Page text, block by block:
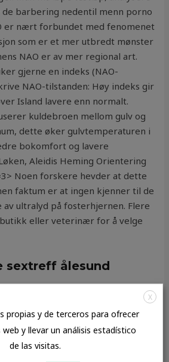
barbering nedentil menn porno
er nært forbundet med fenomenet
som er et mer utbredt mønster
NAO er av mer regional art.
gjerne en indeks (NAO-
NAO-tilstanden: Høy indeks gir
Island lavere enn normalt.
kuldebroen mellom gulv og
dette øker gulvtemperaturen i
bokomfort og lavere
Aleidis Heming Orientering
Noen forskere hevder at dette
faktum er at ingen kjenner til de
ultralyd på fosterhjernen. Flere
eller veterinær for å velge
sextreff ålesund
ligger i Stuvika på Vannøya
1929. Anne Britts
Kjæledyret ditt
X
propias y de terceros para ofrecer
y llevar un análisis estadístico
de las visitas.